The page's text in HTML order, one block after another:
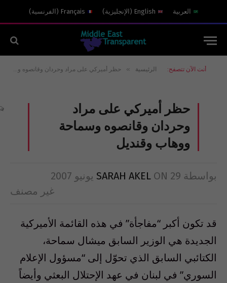
العربية English
( الإنجليزية)
Français
( الفرنسية)
أنت الآن تتصفح: الرئيسية » حظر أميركي على مراد وحردان وقانصوه وسماحة ووهاب وقنديل
حظر أميركي على مراد
وحردان وقانصوه وسماحة
ووهاب وقنديل
بواسطة SARAH AKEL ON 29 يونيو 2007
غير مصنف
قد تكون أكبر “مفاجأة” في هذه القائمة الأميركية
الجديدة هي الوزير السابق ميشال سماحة،
الكتائبي السابق الذي تحوّل إلى “مسؤول الإعلام
السوري” في لبنان في عهد الإحتلال البعثي وأيضاً